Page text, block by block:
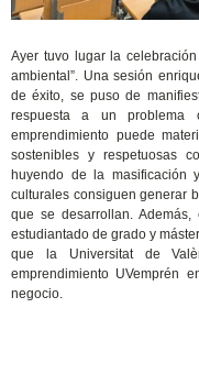
Ayer tuvo lugar la
ambiental”. Una sesión
de éxito, se puso de
respuesta a un problema
emprendimiento puede
sostenibles y respetuosas
huyendo de la masificación
culturales consiguen generar
que se desarrollan.
estudiantado de grado y
que la Universitat de
emprendimiento UVemprén
negocio.